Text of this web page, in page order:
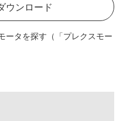
ウンロード
ータを探す（「プレクスモー